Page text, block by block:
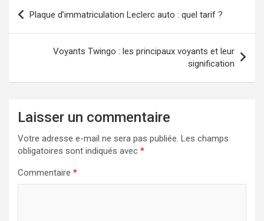
Navigation
de
l’article
Plaque d’immatriculation Leclerc auto : quel tarif ?
Voyants Twingo : les principaux voyants et leur
signification
Laisser un commentaire
Votre adresse e-mail ne sera pas publiée. Les champs
obligatoires sont indiqués avec *
Commentaire *